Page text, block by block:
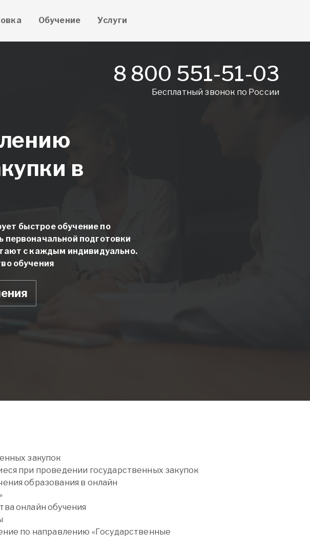
Обучение Услуги
8 800 551-51-03
Бесплатный звонок по России
в
быстрое обучение по
первоначальной подготовки
с каждым индивидуально.
обучения
закупок
при проведении государственных закупок
образования в онлайн
онлайн обучения
по направлению «Государственные